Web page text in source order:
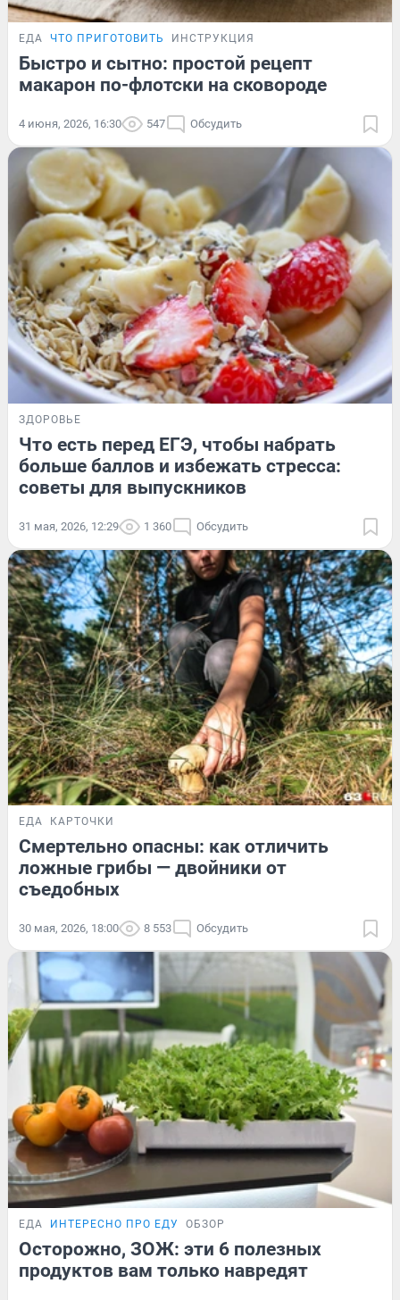
ЕДА ЧТО ПРИГОТОВИТЬ ИНСТРУКЦИЯ
Быстро и сытно: простой рецепт
макарон по-флотски на сковороде
4 июня, 2026, 16:30 547 Обсудить
ЗДОРОВЬЕ
Что есть перед ЕГЭ, чтобы набрать
больше баллов и избежать стресса:
советы для выпускников
31 мая, 2026, 12:29 1 360 Обсудить
ЕДА КАРТОЧКИ
Смертельно опасны: как отличить
ложные грибы — двойники от
съедобных
30 мая, 2026, 18:00 8 553 Обсудить
ЕДА ИНТЕРЕСНО ПРО ЕДУ ОБЗОР
Осторожно, ЗОЖ: эти 6 полезных
продуктов вам только навредят